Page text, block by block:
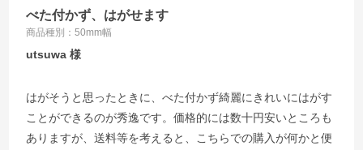
べた付かず、はがせます
商品種別：50mm幅
utsuwa
はがそうと思ったときに、べた付かず綺麗にきれいにはがす
ことができるのが秀逸です。価格的には数十円安いところも
ありますが、送料等を考えると、こちらでの購入が何かと便